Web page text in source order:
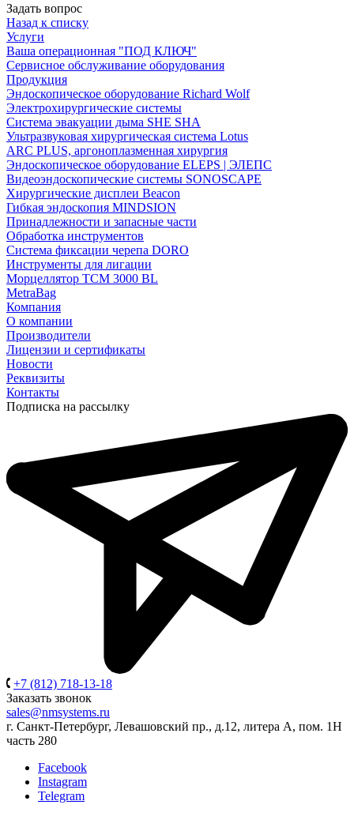
Задать вопрос
Назад к списку
Услуги
Ваша операционная "ПОД КЛЮЧ"
Сервисное обслуживание оборудования
Продукция
Эндоскопическое оборудование Richard Wolf
Электрохирургические системы
Система эвакуации дыма SHE SHA
Ультразвуковая хирургическая система Lotus
ARC PLUS, аргоноплазменная хирургия
Эндоскопическое оборудование ELEPS | ЭЛЕПС
Видеоэндоскопические системы SONOSCAPE
Хирургические дисплеи Beacon
Гибкая эндоскопия MINDSION
Принадлежности и запасные части
Обработка инструментов
Система фиксации черепа DORO
Инструменты для лигации
Морцеллятор ТСМ 3000 BL
MetraBag
Компания
О компании
Производители
Лицензии и сертификаты
Новости
Реквизиты
Контакты
Подписка на рассылку
+7 (812) 718-13-18
Заказать звонок
sales@nmsystems.ru
г. Санкт-Петербург, Левашовский пр., д.12, литера А, пом. 1Н
часть 280
Facebook
Instagram
Telegram